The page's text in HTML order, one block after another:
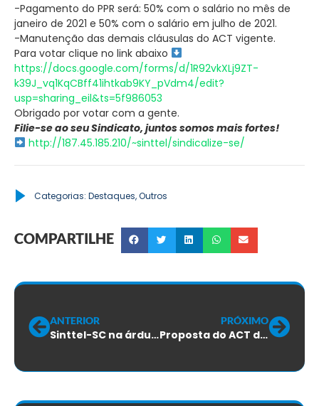
-Pagamento do PPR será: 50% com o salário no mês de
janeiro de 2021 e 50% com o salário em julho de 2021.
-Manutenção das demais cláusulas do ACT vigente.
Para votar clique no link abaixo
https://docs.google.com/forms/d/1R92vkXLj9ZT-
k39J_vq1KqCBff41ihtkab9KY_pVdm4/edit?
usp=sharing_eil&ts=5f986053
Obrigado por votar com a gente.
Filie-se ao seu Sindicato, juntos somos mais fortes!
http://187.45.185.210/~sinttel/sindicalize-se/
Categorias: Destaques,Outros
COMPARTILHE
ANTERIOR
Sinttel-SC na árdua luta contra futuros desempregos
PRÓXIMO
Proposta do ACT da Claro é rejeitada na terceira rodada de neociações